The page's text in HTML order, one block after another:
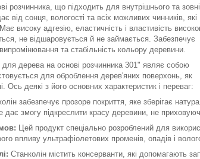
розчинника, що підходить для внутрішнього та
від сонця, вологості та всіх можливих чинників,
високу адгезію, еластичність і властивість
не відшаровується й не займається. Забезпечує
та стабільність кольору деревини.
для дерева на основі розчинника 301" являє собою
для оброблення дерев'яних поверхонь, як
Ось деякі з його основних характеристик і переваг:
забезпечує прозоре покриття, яке зберігає
дає змогу підкреслити красу деревини, не
Цей продукт спеціально розроблений для
впливу ультрафіолетових променів, опадів і
Станколін містить консерванти, які допомагають